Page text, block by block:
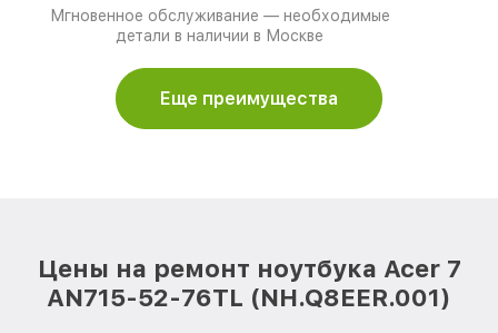
Мгновенное обслуживание — необходимые
детали в наличии в Москве
Еще преимущества
Цены на ремонт ноутбука Acer 7
AN715-52-76TL (NH.Q8EER.001)